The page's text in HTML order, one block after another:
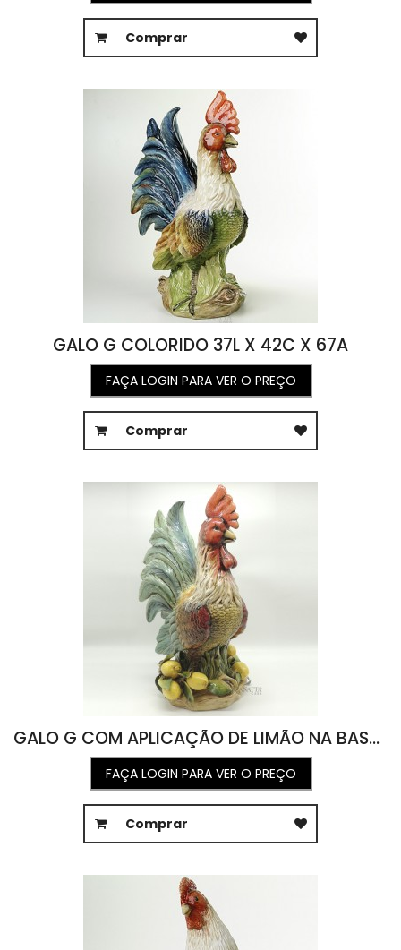
Comprar
GALO G COLORIDO 37L X 42C X 67A
FAÇA LOGIN PARA VER O PREÇO
Comprar
GALO G COM APLICAÇÃO DE LIMÃO NA BASE (A67 C40 L35)
FAÇA LOGIN PARA VER O PREÇO
Comprar